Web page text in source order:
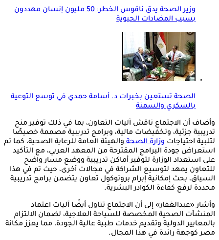
وزير الصحة يدق ناقوس الخطر: 50 مليون إنسان مهددون
بسبب المضادات الحيوية
الصحة تستعين بخبرات د. أسامة حمدي في توسع التوعية
بالسكري والسمنة
‎وأضاف أن الاجتماع ناقش آليات التعاون، بما في ذلك توفير منح
تدريبية جزئية، وتخفيضات مالية، وبرامج تدريبية مصممة خصيصًا
لتلبية احتياجات وزارة الصحةوالهيئة العامة للرعاية الصحية، كما تم
استعراض جودة البرامج المقترحة من المعهد العربي، مع التأكيد
على استعداد الوزارة لتوفير أماكن تدريبية ووضع مسار واضح
للتعاون يمهد لتوسيع الشراكة في مجالات أخرى، حيث تم في هذا
السياق، بحث إمكانية إبرام بروتوكول تعاون يتضمن برامج تدريبية
محددة لرفع كفاءة الكوادر البشرية.
‎وأشار «عبدالغفار» إلى أن الاجتماع تناول أيضًا آليات اعتماد
المنشآت الصحية المخصصة للسياحة العلاجية، لضمان الالتزام
بالمعايير الدولية وتقديم خدمات طبية عالية الجودة، مما يعزز مكانة
مصر كوجهة رائدة في هذا المجال.